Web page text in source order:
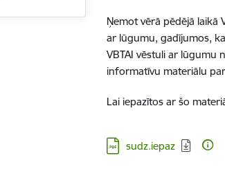
Ņemot vērā pēdējā laikā
ar lūgumu, gadījumos,
VBTAI vēstuli ar lūgumu
informatīvu materiālu
Lai iepazītos ar šo
Lejupielādēt:
sudz.iepaz